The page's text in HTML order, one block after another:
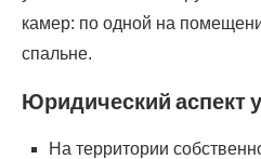
камер: по одной на
спальне.
Юридический аспект
На территории